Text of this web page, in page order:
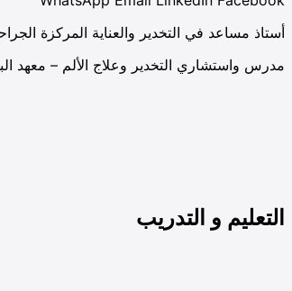
أستاذ مساعد في التخدير والعناية المركزة
مدرس واستشاري التخدير وعلاج الألم – معهد
التعليم و التدريب